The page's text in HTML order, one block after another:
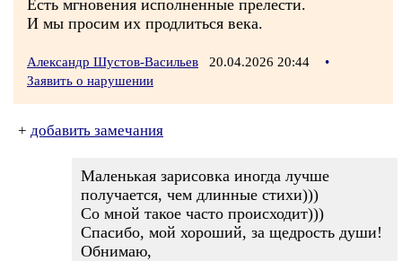
Есть мгновения исполненные прелести.
И мы просим их продлиться века.
Александр Шустов-Васильев 20.04.2026 20:44
•
Заявить о нарушении
+ добавить замечания
Маленькая зарисовка иногда лучше
получается, чем длинные стихи)))
Со мной такое часто происходит)))
Спасибо, мой хороший, за щедрость души!
Обнимаю,